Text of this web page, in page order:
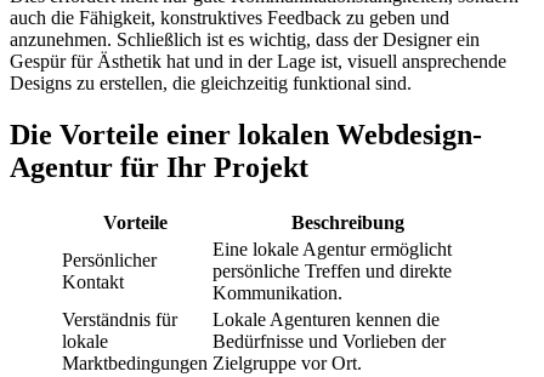
auch die Fähigkeit, konstruktives Feedback zu geben und
anzunehmen. Schließlich ist es wichtig, dass der Designer ein
Gespür für Ästhetik hat und in der Lage ist, visuell ansprechende
Designs zu erstellen, die gleichzeitig funktional sind.
Die Vorteile einer lokalen Webdesign-
Agentur für Ihr Projekt
Vorteile
Beschreibung
Persönlicher
Kontakt
Eine lokale Agentur ermöglicht
persönliche Treffen und direkte
Kommunikation.
Verständnis für
lokale
Marktbedingungen
Lokale Agenturen kennen die
Bedürfnisse und Vorlieben der
Zielgruppe vor Ort.